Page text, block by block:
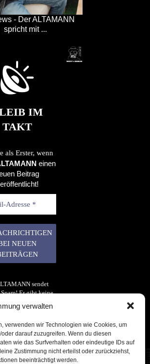
verwalten
verwenden wir Technologien wie Cookies, um
darauf zuzugreifen. Wenn du diesen
wie das Surfverhalten oder eindeutige IDs auf
Zustimmung nicht erteilst oder zurückziehst,
beeinträchtigt werden.
- Der ALTAMANN
spricht mit ...
IM
TAKT
als Erster, wenn
einen
Beitrag
sendet
Er gibt keine
dritte weiter. Erfahre
in unserer
.